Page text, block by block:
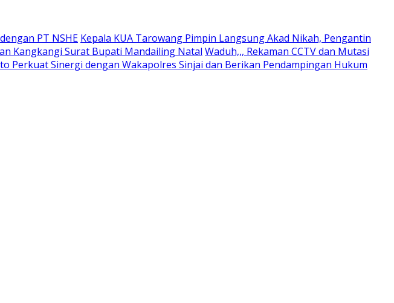
PT NSHE Kepala KUA Tarowang Pimpin Langsung Akad Nikah, Pengantin
Kangkangi Surat Bupati Mandailing Natal Waduh,,, Rekaman CCTV dan Mutasi
Perkuat Sinergi dengan Wakapolres Sinjai dan Berikan Pendampingan Hukum